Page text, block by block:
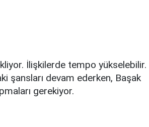
İlişkilerde tempo yükselebilir.
şansları devam ederken, Başak
gerekiyor.